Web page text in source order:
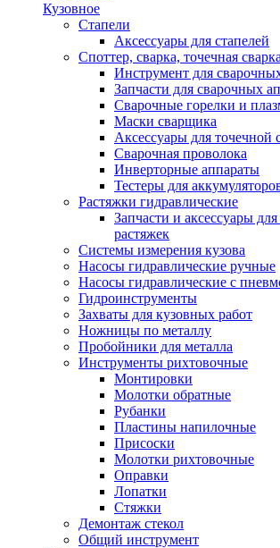
Кузовное
Стапели
Аксессуары для стапелей
Споттер, сварка, точечная сварка
Инструмент для
Запчасти для сварочных
Сварочные горелки и
Маски сварщика
Аксессуары для точечной
Сварочная проволока
Инверторные аппараты
Тестеры для
Растяжки гидравлические
Запчасти и аксессуары
растяжек
Системы измерения кузова
Насосы гидравлические ручные
Насосы гидравлические с
Гидроинструменты
Захваты для кузовных работ
Ножницы по металлу
Пробойники для металла
Инструменты рихтовочные
Монтировки
Молотки обратные
Рубанки
Пластины напилочные
Присоски
Молотки рихтовочные
Оправки
Лопатки
Стяжки
Демонтаж стекол
Общий инструмент